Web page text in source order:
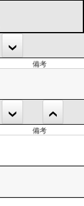
備考
備考